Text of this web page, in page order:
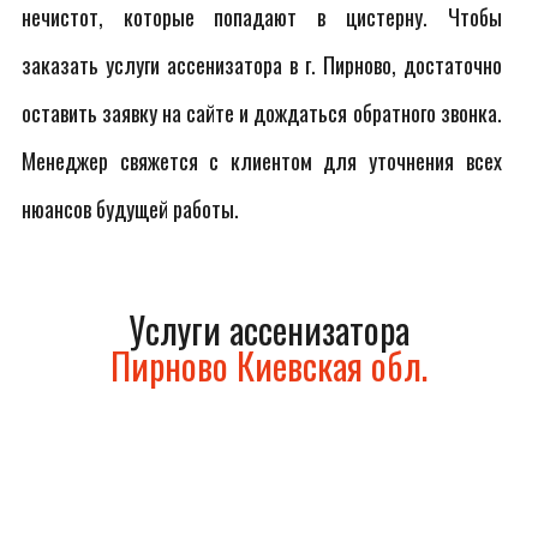
нечистот, которые попадают в цистерну. Чтобы
заказать услуги ассенизатора в г. Пирново, достаточно
оставить заявку на сайте и дождаться обратного звонка.
Менеджер свяжется с клиентом для уточнения всех
нюансов будущей работы.
Услуги ассенизатора
Пирново Киевская обл.